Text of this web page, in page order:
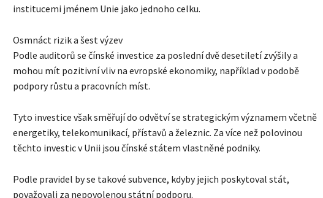
institucemi jménem Unie jako jednoho celku.
Osmnáct rizik a šest výzev
Podle auditorů se čínské investice za poslední dvě desetiletí zvýšily a
mohou mít pozitivní vliv na evropské ekonomiky, například v podobě
podpory růstu a pracovních míst.
Tyto investice však směřují do odvětví se strategickým významem včetně
energetiky, telekomunikací, přístavů a ​​železnic. Za více než polovinou
těchto investic v Unii jsou čínské státem vlastněné podniky.
Podle pravidel by se takové subvence, kdyby jejich poskytoval stát,
považovali za nepovolenou státní podporu.